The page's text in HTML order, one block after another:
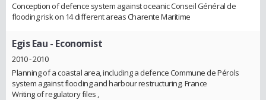
Conception of defence system against oceanic Conseil Général de
flooding risk on 14 different areas Charente Maritime
Egis Eau - Economist
2010 - 2010
Planning of a coastal area, including a defence Commune de Pérols
system against flooding and harbour restructuring. France
Writing of regulatory files ,